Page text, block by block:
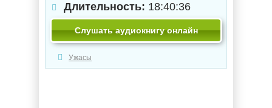
Длительность: 18:40:36
Слушать аудиокнигу онлайн
Ужасы